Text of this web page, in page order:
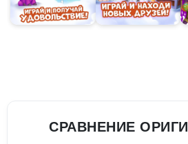
СРАВНЕНИЕ